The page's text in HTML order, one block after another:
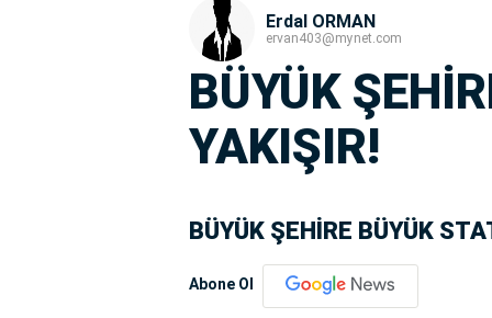
Erdal ORMAN
ervan403@mynet.com
BÜYÜK
YAKIŞIR!
BÜYÜK ŞEHİRE BÜYÜK
Abone Ol